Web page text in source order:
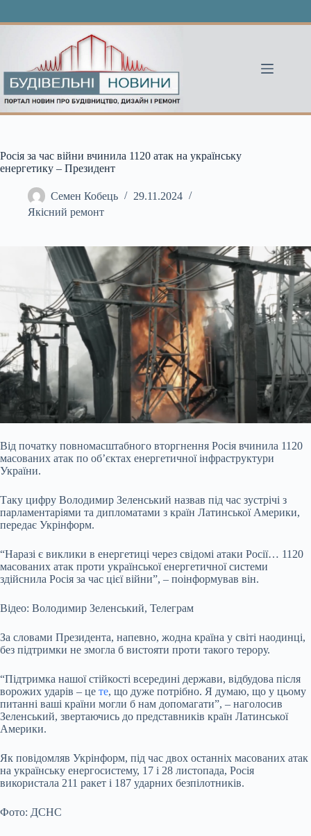
Росія за час війни вчинила 1120 атак на українську
енергетику – Президент
Семен Кобець
29.11.2024
Якісний ремонт
Від початку повномасштабного вторгнення Росія вчинила 1120
масованих атак по об’єктах енергетичної інфраструктури
України.
Таку цифру Володимир Зеленський назвав під час зустрічі з
парламентаріями та дипломатами з країн Латинської Америки,
передає Укрінформ.
“Наразі є виклики в енергетиці через свідомі атаки Росії… 1120
масованих атак проти української енергетичної системи
здійснила Росія за час цієї війни”, – поінформував він.
Відео: Володимир Зеленський, Телеграм
За словами Президента, напевно, жодна країна у світі наодинці,
без підтримки не змогла б вистояти проти такого терору.
“Підтримка нашої стійкості всередині держави, відбудова після
ворожих ударів – це те, що дуже потрібно. Я думаю, що у цьому
питанні ваші країни могли б нам допомагати”, – наголосив
Зеленський, звертаючись до представників країн Латинської
Америки.
Як повідомляв Укрінформ, під час двох останніх масованих атак
на українську енергосистему, 17 і 28 листопада, Росія
використала 211 ракет і 187 ударних безпілотників.
Фото: ДСНС